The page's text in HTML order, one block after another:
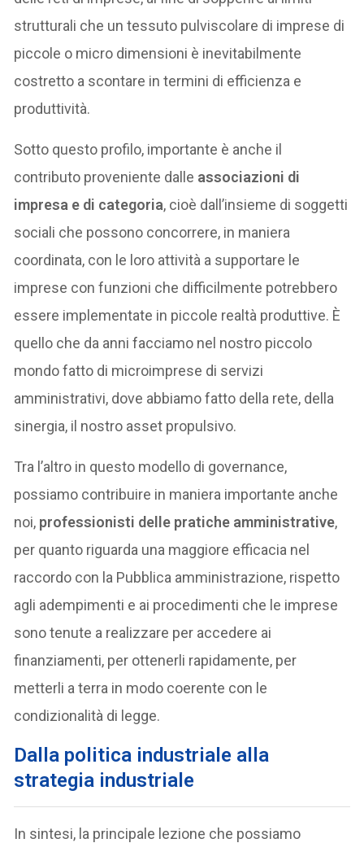
strutturali che un tessuto pulviscolare di imprese di
piccole o micro dimensioni è inevitabilmente
costretto a scontare in termini di efficienza e
produttività.
Sotto questo profilo, importante è anche il
contributo proveniente dalle associazioni di
impresa e di categoria, cioè dall’insieme di soggetti
sociali che possono concorrere, in maniera
coordinata, con le loro attività a supportare le
imprese con funzioni che difficilmente potrebbero
essere implementate in piccole realtà produttive. È
quello che da anni facciamo nel nostro piccolo
mondo fatto di microimprese di servizi
amministrativi, dove abbiamo fatto della rete, della
sinergia, il nostro asset propulsivo.
Tra l’altro in questo modello di governance,
possiamo contribuire in maniera importante anche
noi, professionisti delle pratiche amministrative,
per quanto riguarda una maggiore efficacia nel
raccordo con la Pubblica amministrazione, rispetto
agli adempimenti e ai procedimenti che le imprese
sono tenute a realizzare per accedere ai
finanziamenti, per ottenerli rapidamente, per
metterli a terra in modo coerente con le
condizionalità di legge.
Dalla politica industriale alla
strategia industriale
In sintesi, la principale lezione che possiamo